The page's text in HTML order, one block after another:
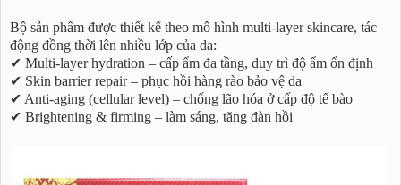
Bộ sản phẩm được thiết kế theo mô hình multi-layer skincare, tác
động đồng thời lên nhiều lớp của da:
✔ Multi-layer hydration – cấp ẩm đa tầng, duy trì độ ẩm ổn định
✔ Skin barrier repair – phục hồi hàng rào bảo vệ da
✔ Anti-aging (cellular level) – chống lão hóa ở cấp độ tế bào
✔ Brightening & firming – làm sáng, tăng đàn hồi